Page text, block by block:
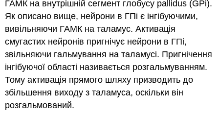
ГАМК на внутрішній сегмент глобусу pallidus (GPi).
Як описано вище, нейрони в ГПі є інгібуючими,
вивільняючи ГАМК на таламус. Активація
смугастих нейронів пригнічує нейрони в ГПі,
звільняючи гальмування на таламусі. Пригнічення
інгібуючої області називається розгальмуванням.
Тому активація прямого шляху призводить до
збільшення виходу з таламуса, оскільки він
розгальмований.